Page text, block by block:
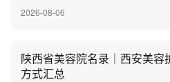
2026-08-06
陕西省美容院名录｜西安美容
方式汇总